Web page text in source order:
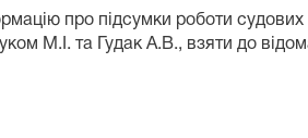
про підсумки роботи
М.І. та Гудак А.В., взяти до